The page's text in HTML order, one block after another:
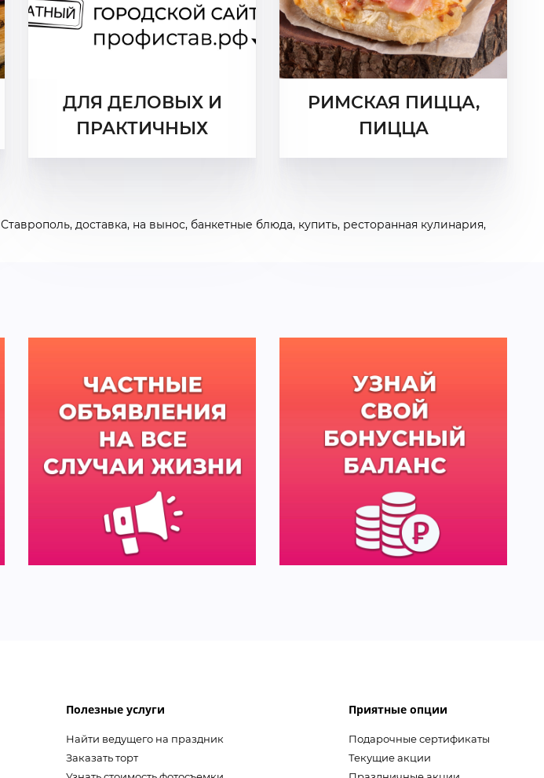
ДЛЯ ДЕЛОВЫХ И
ПРАКТИЧНЫХ
РИМСКАЯ ПИЦЦА,
ПИЦЦА
Ставрополь, доставка, на вынос, банкетные блюда, купить, ресторанная кулинария,
Полезные услуги
Найти ведущего на праздник
Заказать торт
Приятные опции
Подарочные сертификаты
Текущие акции